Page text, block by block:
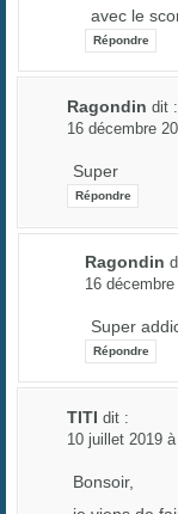
avec le
Répondre
Ragondin dit :
16 décembre
Super
Répondre
Ragondin
16
Super
Répondre
TITI dit :
10 juillet 2019
Bonsoir,